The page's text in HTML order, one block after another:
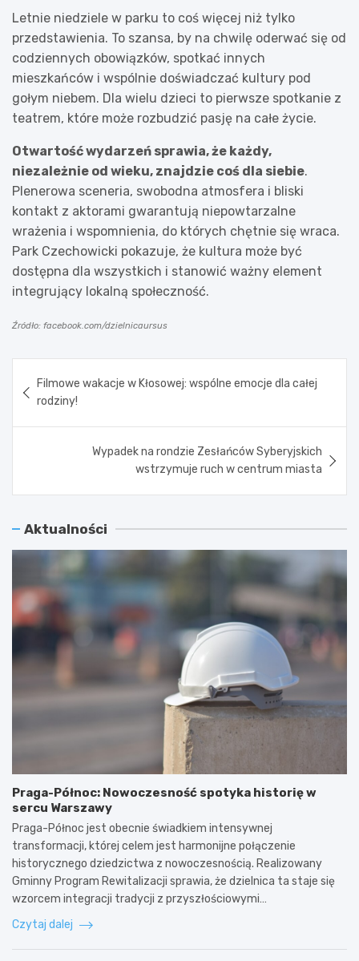
Letnie niedziele w parku to coś więcej niż tylko
przedstawienia. To szansa, by na chwilę oderwać się od
codziennych obowiązków, spotkać innych
mieszkańców i wspólnie doświadczać kultury pod
gołym niebem. Dla wielu dzieci to pierwsze spotkanie z
teatrem, które może rozbudzić pasję na całe życie.
Otwartość wydarzeń sprawia, że każdy,
niezależnie od wieku, znajdzie coś dla siebie.
Plenerowa sceneria, swobodna atmosfera i bliski
kontakt z aktorami gwarantują niepowtarzalne
wrażenia i wspomnienia, do których chętnie się wraca.
Park Czechowicki pokazuje, że kultura może być
dostępna dla wszystkich i stanowić ważny element
integrujący lokalną społeczność.
Źródło: facebook.com/dzielnicaursus
wpisu
Filmowe wakacje w Kłosowej: wspólne emocje dla całej
rodziny!
Wypadek na rondzie Zesłańców Syberyjskich
wstrzymuje ruch w centrum miasta
Aktualności
Praga-Północ: Nowoczesność spotyka historię w
sercu Warszawy
Praga-Północ jest obecnie świadkiem intensywnej
transformacji, której celem jest harmonijne połączenie
historycznego dziedzictwa z nowoczesnością. Realizowany
Gminny Program Rewitalizacji sprawia, że dzielnica ta staje się
wzorcem integracji tradycji z przyszłościowymi…
Czytaj dalej